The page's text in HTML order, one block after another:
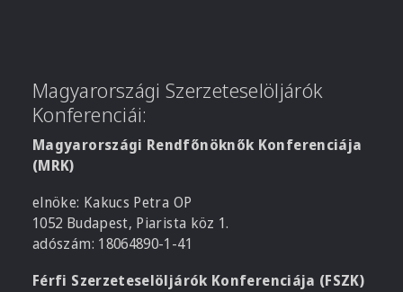
Magyarországi Szerzeteselöljárók
Konferenciái:
Magyarországi Rendfőnöknők Konferenciája
(MRK)
elnöke: Kakucs Petra OP
1052 Budapest, Piarista köz 1.
adószám: 18064890-1-41
Férfi Szerzeteselöljárók Konferenciája (FSZK)